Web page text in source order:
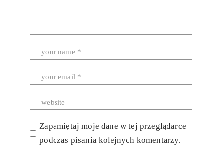
Zapamiętaj moje dane w tej przeglądarce
podczas pisania kolejnych komentarzy.